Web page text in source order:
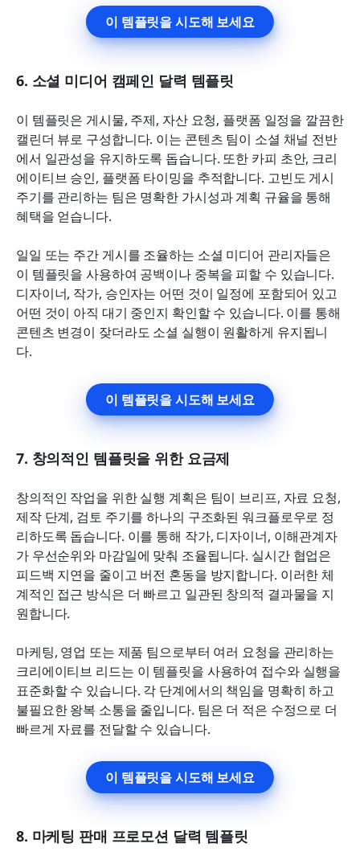
이 템플릿을 시도해 보세요
6. 소셜 미디어 캠페인 달력 템플릿
이 템플릿은 게시물, 주제, 자산 요청, 플랫폼 일정을 깔끔한
캘린더 뷰로 구성합니다. 이는 콘텐츠 팀이 소셜 채널 전반
에서 일관성을 유지하도록 돕습니다. 또한 카피 초안, 크리
에이티브 승인, 플랫폼 타이밍을 추적합니다. 고빈도 게시
주기를 관리하는 팀은 명확한 가시성과 계획 규율을 통해
혜택을 얻습니다.
일일 또는 주간 게시를 조율하는 소셜 미디어 관리자들은
이 템플릿을 사용하여 공백이나 중복을 피할 수 있습니다.
디자이너, 작가, 승인자는 어떤 것이 일정에 포함되어 있고
어떤 것이 아직 대기 중인지 확인할 수 있습니다. 이를 통해
콘텐츠 변경이 잦더라도 소셜 실행이 원활하게 유지됩니
다.
이 템플릿을 시도해 보세요
7. 창의적인 템플릿을 위한 요금제
창의적인 작업을 위한 실행 계획은 팀이 브리프, 자료 요청,
제작 단계, 검토 주기를 하나의 구조화된 워크플로우로 정
리하도록 돕습니다. 이를 통해 작가, 디자이너, 이해관계자
가 우선순위와 마감일에 맞춰 조율됩니다. 실시간 협업은
피드백 지연을 줄이고 버전 혼동을 방지합니다. 이러한 체
계적인 접근 방식은 더 빠르고 일관된 창의적 결과물을 지
원합니다.
마케팅, 영업 또는 제품 팀으로부터 여러 요청을 관리하는
크리에이티브 리드는 이 템플릿을 사용하여 접수와 실행을
표준화할 수 있습니다. 각 단계에서의 책임을 명확히 하고
불필요한 왕복 소통을 줄입니다. 팀은 더 적은 수정으로 더
빠르게 자료를 전달할 수 있습니다.
이 템플릿을 시도해 보세요
8. 마케팅 판매 프로모션 달력 템플릿